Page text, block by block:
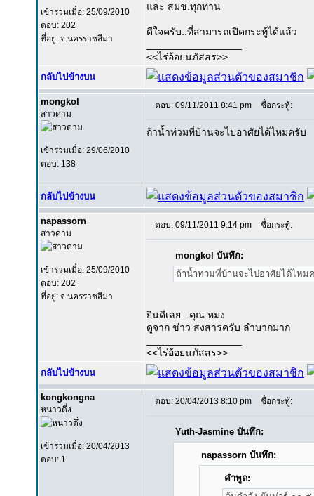
เข้าร่วมเมื่อ: 25/09/2010
ตอบ: 202
ที่อยู่: จ.นครราชสีมา
และ สมช.ทุกท่าน
ดีใจครับ..ที่สามารถเปิดกระทู้ได้แล้ว
<<ไร่อ้อยนภัสสร>>
กลับไปข้างบน
mongkol
สาวดาม
เข้าร่วมเมื่อ: 29/06/2010
ตอบ: 138
ตอบ: 09/11/2011 8:41 pm ชื่อกระทู้:
ถ้าน้ำท่วมที่บ้านจะไปอาศัยได้ไหมครับ
กลับไปข้างบน
napassorn
สาวดาม
เข้าร่วมเมื่อ: 25/09/2010
ตอบ: 202
ที่อยู่: จ.นครราชสีมา
ตอบ: 09/11/2011 9:14 pm ชื่อกระทู้:
mongkol บันทึก:
ถ้าน้ำท่วมที่บ้านจะไปอาศัยได้ไหม
ยินดีเลย...คุณ หมง
ดูจาก ข่าว สงสารครับ ลำบากมาก
<<ไร่อ้อยนภัสสร>>
กลับไปข้างบน
kongkongna
หนาวดึ่ง
เข้าร่วมเมื่อ: 20/04/2013
ตอบ: 1
ตอบ: 20/04/2013 8:10 pm ชื่อกระทู้:
Yuth-Jasmine บันทึก:
napassorn บันทึก:
คำพูด: